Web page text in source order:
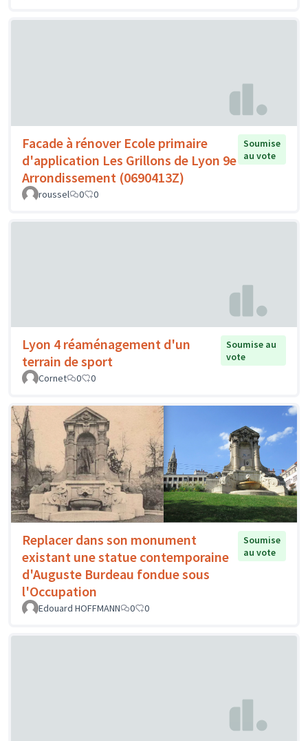
Facade à rénover Ecole primaire
d'application Les Grillons de Lyon 9e
Arrondissement (0690413Z)
Soumise
au vote
roussel 0 0
Lyon 4 réaménagement d'un
terrain de sport
Soumise au
vote
Cornet
0 0
Replacer dans son monument
existant une statue contemporaine
d'Auguste Burdeau fondue sous
l'Occupation
Soumise
au vote
Edouard HOFFMANN 0 0